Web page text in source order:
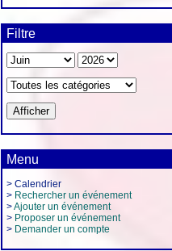
Filtre
Menu
> Calendrier
> Rechercher un événement
>Ajouter un événement
> Proposer un événement
> Demander un compte